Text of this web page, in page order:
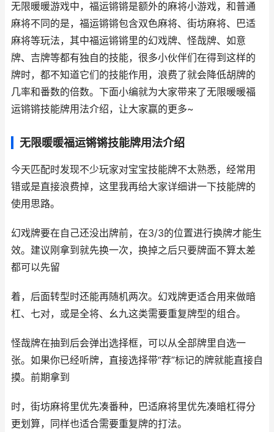
无限暖暖游戏中，福运锵锵是额外的麻将小游戏，和普通
麻将不同的是，福运锵锵包含双色麻将、街坊麻将、巴适
麻将等玩法，其中福运锵锵里的幻戏牌、怪哉牌、如意
牌、吉牌等都有独自的技能，很多小伙伴们在得到这样的
牌时，都不知道它们的技能作用，浪费了就会降低胡牌的
几率和番数的倍数。下面小编就为大家带来了无限暖暖福
运锵锵技能牌用法介绍，让大家赢的更多~
无限暖暖福运锵锵技能牌用法介绍
今天匹配时发现不少玩家对宝宝技能牌不太熟悉，经常用
错或是直接浪费掉，这里我再给大家详细讲一下技能牌的
使用思路。
幻戏牌要在自己还没出牌前，在3/3的位置进行换牌才能生
效。建议刚拿到就先换一次，换掉之后只要牌面不算太差
都可以先留
着，后面转型时还能再随机两次。幻戏牌更适合用来做暗
杠、七对，或是全将、幺九这类需要重复牌型的组合。
怪哉牌在抽到后会弹出选择框，可以从全部牌里自选一
张。如果你已经听牌，直接选择带“荐”标记的牌就能直接自
摸。前期拿到
时，街坊麻将里优先凑番种，巴适麻将里优先凑暗杠得分
更划算，同样也适合需要重复牌的打法。